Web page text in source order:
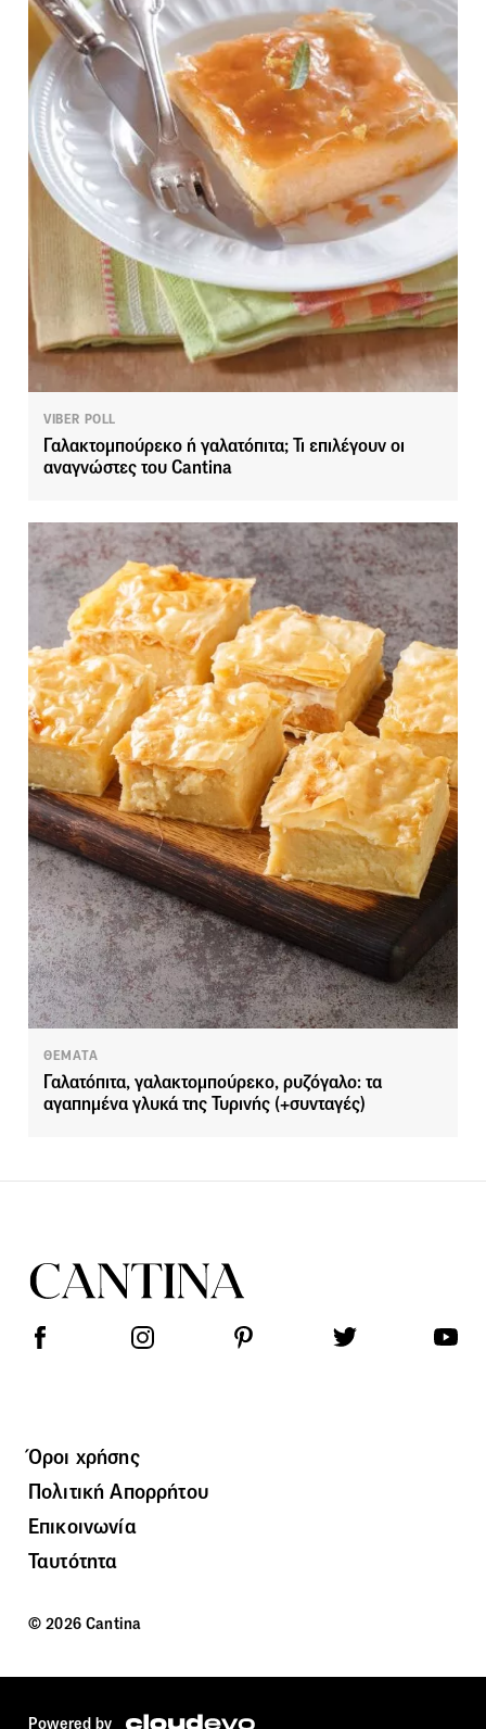
VIBER POLL
Γαλακτομπούρεκο ή γαλατόπιτα; Τι επιλέγουν οι
αναγνώστες του Cantina
ΘΕΜΑΤΑ
Γαλατόπιτα, γαλακτομπούρεκο, ρυζόγαλο: τα
αγαπημένα γλυκά της Τυρινής (+συνταγές)
Όροι χρήσης
Πολιτική Απορρήτου
Επικοινωνία
Ταυτότητα
© 2026 Cantina
Powered by